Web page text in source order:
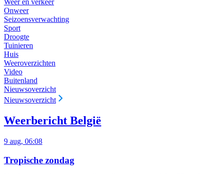
Weer en verkeer
Onweer
Seizoensverwachting
Sport
Droogte
Tuinieren
Huis
Weeroverzichten
Video
Buitenland
Nieuwsoverzicht
Nieuwsoverzicht
Weerbericht België
9 aug, 06:08
Tropische zondag